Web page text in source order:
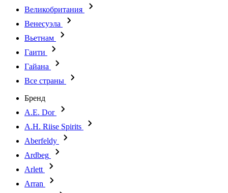
Великобритания
Венесуэла
Вьетнам
Гаити
Гайана
Все страны
Бренд
A.E. Dor
A.H. Riise Spirits
Aberfeldy
Ardbeg
Arlett
Arran